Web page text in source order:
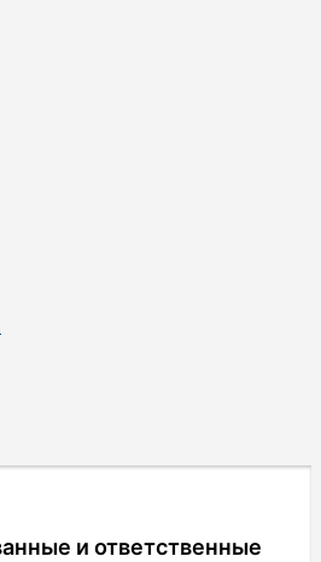
и ответственные